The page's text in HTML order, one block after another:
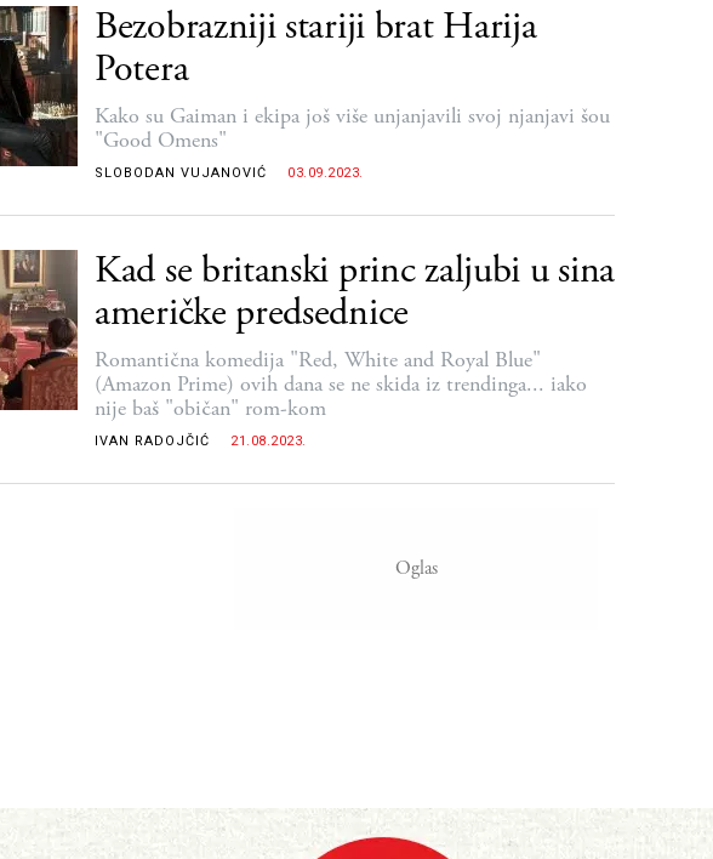
Bezobrazniji stariji brat Harija
Potera
Kako su Gaiman i ekipa još više unjanjavili svoj njanjavi šou
"Good Omens"
SLOBODAN VUJANOVIĆ 03.09.2023.
Kad se britanski princ zaljubi u sina
američke predsednice
Romantična komedija "Red, White and Royal Blue"
(Amazon Prime) ovih dana se ne skida iz trendinga... iako
nije baš "običan" rom-kom
IVAN RADOJČIĆ 21.08.2023.